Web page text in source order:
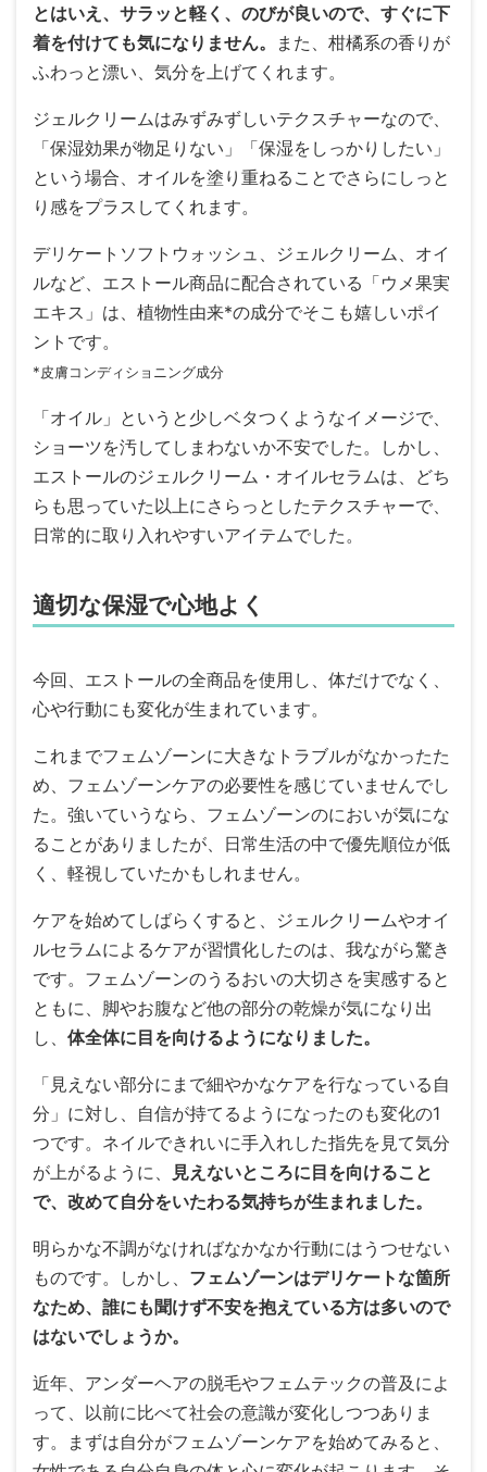
とはいえ、サラッと軽く、のびが良いので、すぐに下
着を付けても気になりません。
また、柑橘系の香りが
ふわっと漂い、気分を上げてくれます。
ジェルクリームはみずみずしいテクスチャーなので、
「保湿効果が物足りない」「保湿をしっかりしたい」
という場合、オイルを塗り重ねることでさらにしっと
り感をプラスしてくれます。
デリケートソフトウォッシュ、ジェルクリーム、オイ
ルなど、エストール商品に配合されている「ウメ果実
エキス」は、植物性由来*の成分でそこも嬉しいポイ
ントです。
*皮膚コンディショニング成分
「オイル」というと少しベタつくようなイメージで、
ショーツを汚してしまわないか不安でした。しかし、
エストールのジェルクリーム・オイルセラムは、どち
らも思っていた以上にさらっとしたテクスチャーで、
日常的に取り入れやすいアイテムでした。
適切な保湿で心地よく
今回、エストールの全商品を使用し、体だけでなく、
心や行動にも変化が生まれています。
これまでフェムゾーンに大きなトラブルがなかったた
め、フェムゾーンケアの必要性を感じていませんでし
た。強いていうなら、フェムゾーンのにおいが気にな
ることがありましたが、日常生活の中で優先順位が低
く、軽視していたかもしれません。
ケアを始めてしばらくすると、ジェルクリームやオイ
ルセラムによるケアが習慣化したのは、我ながら驚き
です。フェムゾーンのうるおいの大切さを実感すると
ともに、脚やお腹など他の部分の乾燥が気になり出
し、 体全体に目を向けるようになりました。
「見えない部分にまで細やかなケアを行なっている自
分」に対し、自信が持てるようになったのも変化の1
つです。ネイルできれいに手入れした指先を見て気分
が上がるように、
見えないところに目を向けること
で、改めて自分をいたわる気持ちが生まれました。
明らかな不調がなければなかなか行動にはうつせない
ものです。しかし、 フェムゾーンはデリケートな箇所
なため、誰にも聞けず不安を抱えている方は多いので
はないでしょうか。
近年、アンダーヘアの脱毛やフェムテックの普及によ
って、以前に比べて社会の意識が変化しつつありま
す。まずは自分がフェムゾーンケアを始めてみると、